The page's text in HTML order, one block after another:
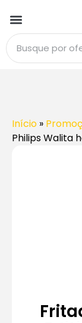
Início »
Philips Walita